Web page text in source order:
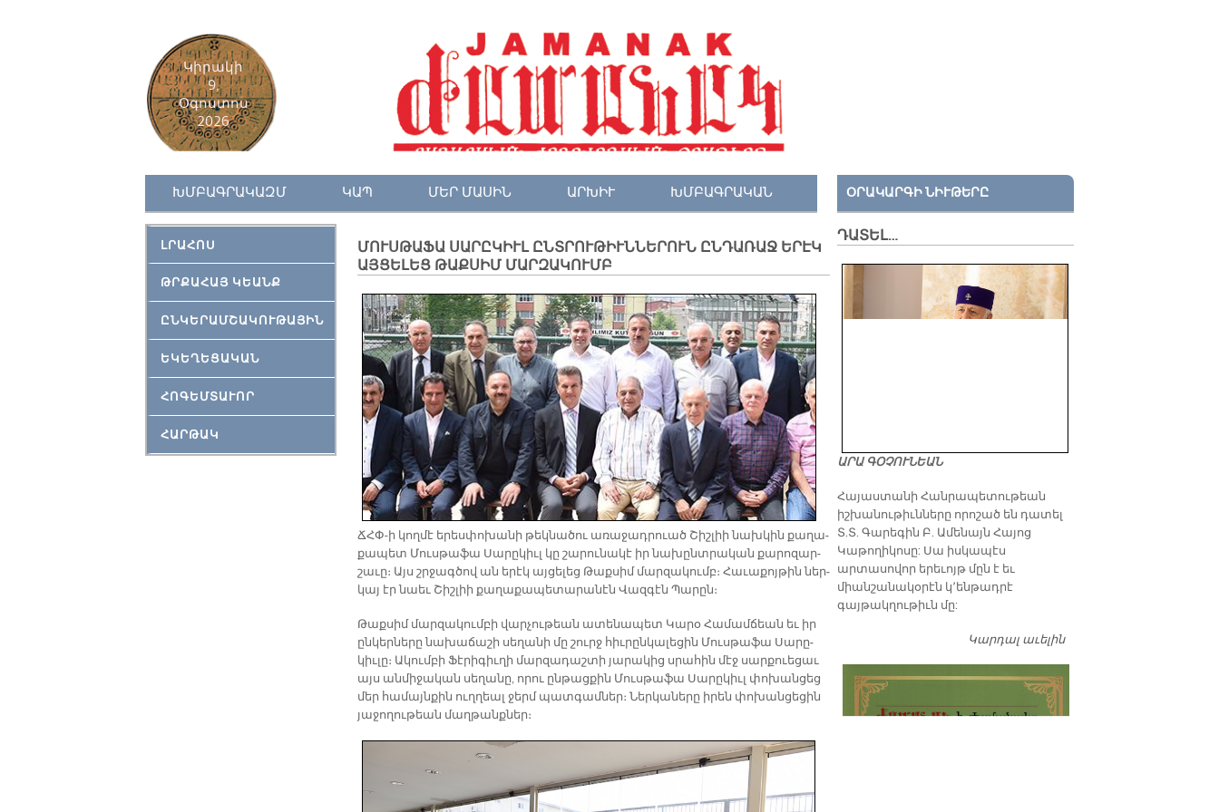
Կիրակի
9,
Օգոստոս
2026
ԽՄԲԱԳՐԱԿԱԶՄ ԿԱՊ ՄԵՐ ՄԱՍԻՆ ԱՐԽԻՒ ԽՄԲԱԳՐԱԿԱՆ
ԼՐԱՀՈՍ
ԹՐՔԱՀԱՅ ԿԵԱՆՔ
ԸՆԿԵՐԱՄՇԱԿՈՒԹԱՅԻՆ
ԵԿԵՂԵՑԱԿԱՆ
ՀՈԳԵՄՏԱՒՈՐ
ՀԱՐԹԱԿ
ՄՈՒՍԹԱՖԱ ՍԱՐԸԿԻՒԼ ԸՆՏՐՈՒԹԻՒՆՆԵՐՈՒՆ ԸՆԴԱՌԱՋ ԵՐԷԿ
ԱՅՑԵԼԵՑ ԹԱՔՍԻՄ ՄԱՐԶԱԿՈՒՄԲ
ՃՀՓ­-ի կող­մէ ե­րես­փո­խա­նի թեկ­նա­ծու ա­ռա­ջադ­րուած Շիշ­լիի նախ­կին քա­ղա­
քա­պետ Մուս­թա­ֆա Սա­րը­կիւլ կը շա­րու­նա­կէ իր նա­խընտ­րա­կան քա­րո­զար­
շա­ւը։ Այս շրջագ­ծով ան ե­րէկ այ­ցե­լեց Թաք­սիմ մար­զա­կումբ։ Հա­ւա­քոյ­թին ներ­
կայ էր նաեւ Շիշ­լիի քա­ղա­քա­պե­տա­րա­նէն Վազ­գէն Պա­րըն։
Թաք­սիմ մար­զա­կում­բի վար­չու­թեան ա­տե­նա­պետ Կա­րօ Հա­մամ­ճեան եւ իր
ըն­կեր­նե­րը նա­խա­ճա­շի սե­ղա­նի մը շուրջ հիւ­րըն­կա­լե­ցին Մուս­թա­ֆա Սա­րը­
կիւ­լը։ Ա­կում­բի Ֆէ­րի­գիւ­ղի մար­զա­դաշ­տի յա­րա­կից սրա­հին մէջ սար­քուե­ցաւ
այս ան­մի­ջա­կան սե­ղա­նը, ո­րու ըն­թաց­քին Մուս­թա­ֆա Սա­րը­կիւլ փո­խան­ցեց
մեր հա­մայն­քին ուղ­ղեալ ջերմ պատ­գամ­ներ։ Ներ­կա­նե­րը ի­րեն փո­խան­ցե­ցին
յա­ջո­ղու­թեան մաղ­թանք­ներ։
ՕՐԱԿԱՐԳԻ ՆԻՒԹԵՐԸ
ԴԱՏԵԼ…
ԱՐԱ ԳՕՉՈՒՆԵԱՆ
​Հայաստանի Հանրապետութեան
իշխանութիւնները որոշած են դատել
Տ.Տ. Գարեգին Բ. Ամենայն Հայոց
Կաթողիկոսը: Սա իսկապէս
արտասովոր երեւոյթ մըն է եւ
միանշանակօրէն կ՚ենթադրէ
գայթակղութիւն մը:
Կարդալ աւելինԴատել…